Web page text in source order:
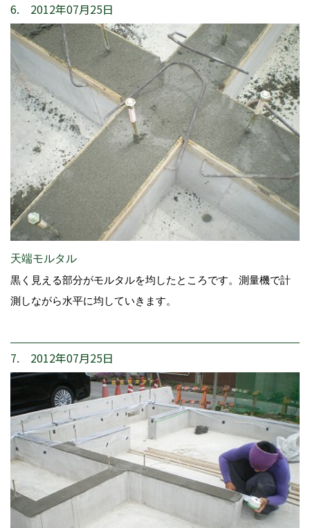
6. 2012年07月25日
天端モルタル
黒く見える部分がモルタルを均したところです。測量機で計
測しながら水平に均していきます。
7. 2012年07月25日